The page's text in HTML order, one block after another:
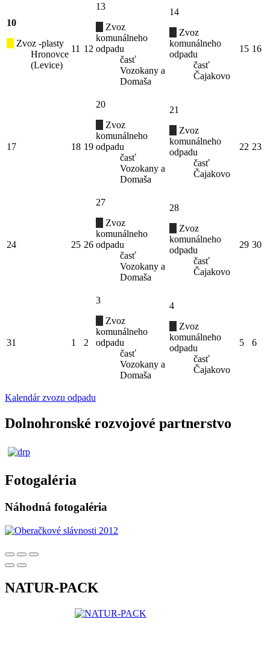
10
Zvoz -plasty
Hronovce
(Levice)
11 12
13
Zvoz
komunálneho
odpadu
časť
Vozokany a
Domaša
14
Zvoz
komunálneho
odpadu
časť
Čajakovo
15 16
17 18 19
20
Zvoz
komunálneho
odpadu
časť
Vozokany a
Domaša
21
Zvoz
komunálneho
odpadu
časť
Čajakovo
22 23
24 25 26
27
Zvoz
komunálneho
odpadu
časť
Vozokany a
Domaša
28
Zvoz
komunálneho
odpadu
časť
Čajakovo
29 30
31 1 2
3
Zvoz
komunálneho
odpadu
časť
Vozokany a
Domaša
4
Zvoz
komunálneho
odpadu
časť
Čajakovo
5 6
Kalendár zvozu odpadu
Dolnohronské rozvojové partnerstvo
Fotogaléria
Náhodná fotogaléria
NATUR-PACK